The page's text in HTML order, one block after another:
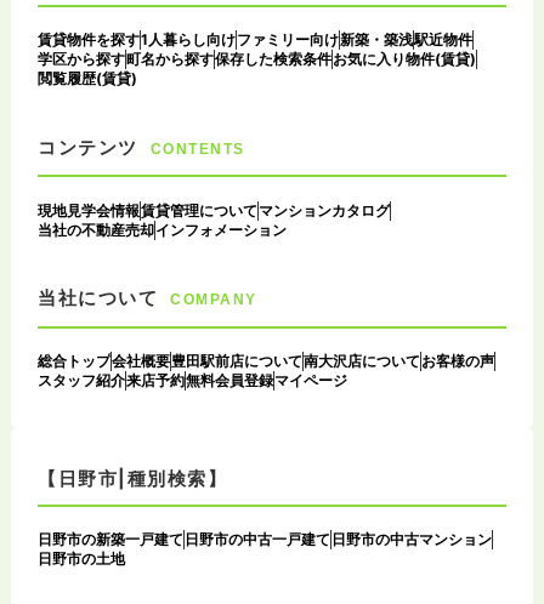
賃貸物件を探す1人暮らし向けファミリー向け新築・築浅駅近物件
学区から探す町名から探す保存した検索条件お気に入り物件(賃貸)
閲覧履歴(賃貸)
コンテンツ CONTENTS
現地見学会情報賃貸管理について マンションカタログ
当社の不動産売却インフォメーション
当社について COMPANY
総合トップ会社概要豊田駅前店について南大沢店について お客様の声
スタッフ紹介来店予約無料会員登録マイページ
【日野市|種別検索】
日野市の新築一戸建て 日野市の中古一戸建て 日野市の中古マンション
日野市の土地